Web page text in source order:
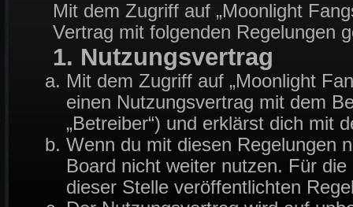
Mit dem Zugriff auf „Moonlight
Vertrag mit folgenden Regelungen
1. Nutzungsvertrag
Mit dem Zugriff auf „Moonlight
einen Nutzungsvertrag mit dem
„Betreiber“) und erklärst dich mit
Wenn du mit diesen Regelungen
Board nicht weiter nutzen. Für
dieser Stelle veröffentlichten